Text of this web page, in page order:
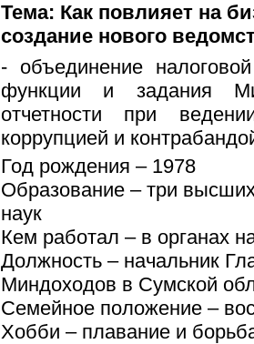
Тема: Как повлияет на
создание нового
- объединение
функции и задания
отчетности при
коррупцией и
Год рождения – 1978
Образование – три
наук
Кем работал – в органах
Должность – начальник
Миндоходов в Сумской
Семейное положение –
Хобби – плавание и